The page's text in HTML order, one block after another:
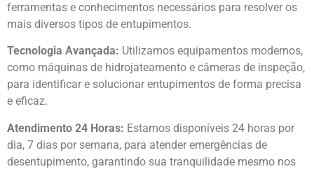
ferramentas e conhecimentos necessários para resolver os
mais diversos tipos de entupimentos.
Tecnologia Avançada: Utilizamos equipamentos modernos,
como máquinas de hidrojateamento e câmeras de inspeção,
para identificar e solucionar entupimentos de forma precisa
e eficaz.
Atendimento 24 Horas: Estamos disponíveis 24 horas por
dia, 7 dias por semana, para atender emergências de
desentupimento, garantindo sua tranquilidade mesmo nos